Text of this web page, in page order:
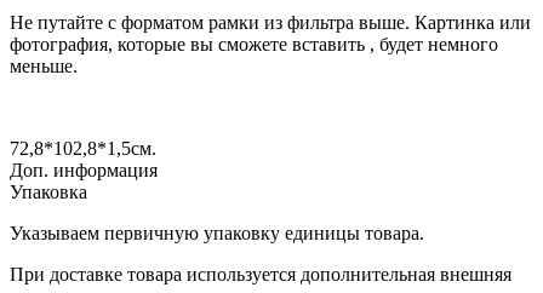
Не путайте с форматом рамки из фильтра выше. Картинка или
фотография, которые вы сможете вставить , будет немного
меньше.
72,8*102,8*1,5см.
Доп. информация
Упаковка
Указываем первичную упаковку единицы товара.
При доставке товара используется дополнительная внешняя